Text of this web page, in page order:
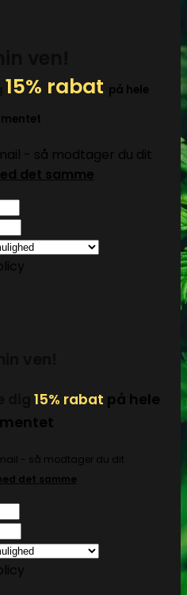
15% rabat på hele
- så modtager du dit
det samme
15% rabat på hele
- så modtager du dit
det samme